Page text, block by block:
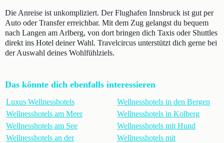
Die Anreise ist unkompliziert. Der Flughafen Innsbruck ist gut per
Auto oder Transfer erreichbar. Mit dem Zug gelangst du bequem
nach Langen am Arlberg, von dort bringen dich Taxis oder Shuttles
direkt ins Hotel deiner Wahl. Travelcircus unterstützt dich gerne bei
der Auswahl deines Wohlfühlziels.
Das könnte dich ebenfalls interessieren
Luxus Wellnesshotels
Wellnesshotels am Meer
Wellnesshotels am See
Wellnesshotels an der
Wellnesshotels in den Bergen
Wellnesshotels in Kolberg
Wellnesshotels mit Hund
Wellnesshotels mit